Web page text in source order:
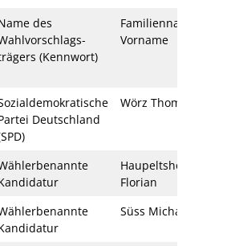
des
(Kennwort)
Familienname,
Vorname
Deutschland
Wörz Thomas
Haupeltshofer
Florian
Süss Michael